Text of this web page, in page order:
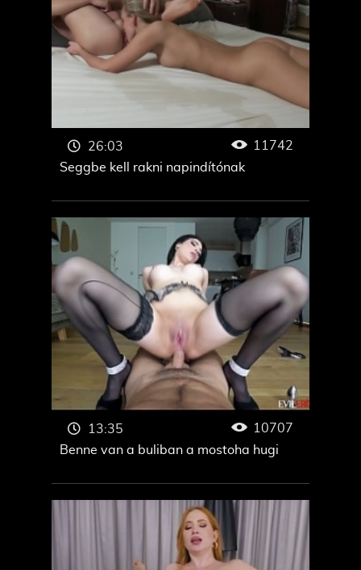
Seggbe kell rakni napindítónak
26:03 11742
Benne van a buliban a mostoha hugi
13:35 10707